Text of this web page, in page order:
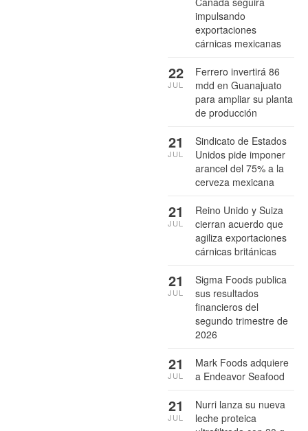
impulsando
exportaciones
cárnicas mexicanas
Ferrero invertirá 86
mdd en Guanajuato
para ampliar su planta
de producción
22
JUL
Sindicato de Estados
Unidos pide imponer
arancel del 75% a la
cerveza mexicana
21
JUL
Reino Unido y Suiza
cierran acuerdo que
agiliza exportaciones
cárnicas británicas
21
JUL
Sigma Foods publica
sus resultados
financieros del
segundo trimestre de
2026
21
JUL
Mark Foods adquiere
a Endeavor Seafood
21
JUL
Nurri lanza su nueva
leche proteica
21
JUL